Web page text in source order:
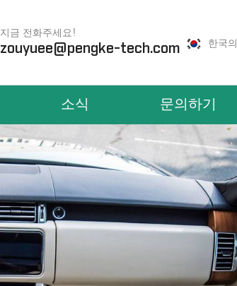
한국의
지금 전화주세요!
zouyuee@pengke-tech.com
소식 문의하기